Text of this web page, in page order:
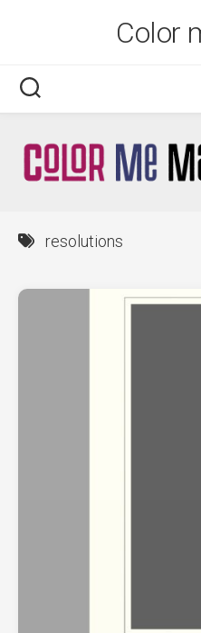
Color
resolutions